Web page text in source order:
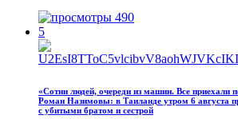
490
5
«Сотни людей, очереди из машин. Все приехали
Роман Назимовы: в Таиланде утром 6 августа
с убитыми братом и сестрой